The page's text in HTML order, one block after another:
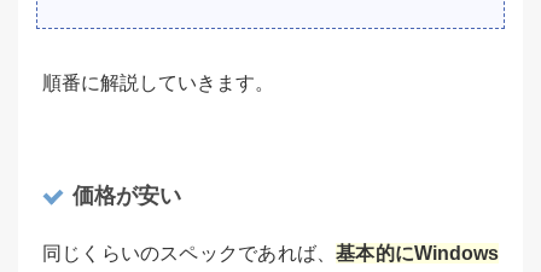
順番に解説していきます。
価格が安い
同じくらいのスペックであれば、基本的にWindows